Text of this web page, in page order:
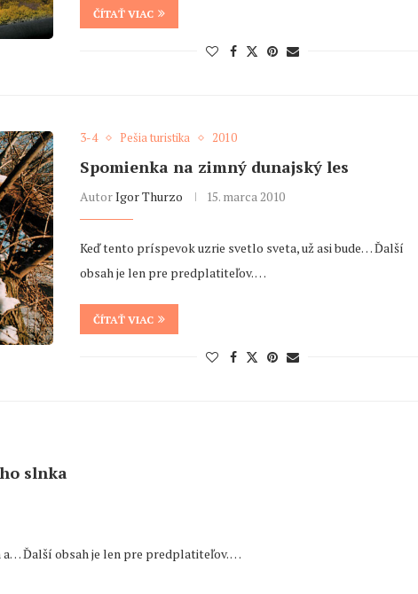
ČÍTAŤ VIAC
3-4 Pešia turistika 2010
Spomienka na zimný dunajský les
AutorIgor Thurzo 15. marca 2010
Keď tento príspevok uzrie svetlo sveta, už asi bude… Ďalší
obsah je len pre predplatiteľov. …
ČÍTAŤ VIAC
slnka
a… Ďalší obsah je len pre predplatiteľov. …